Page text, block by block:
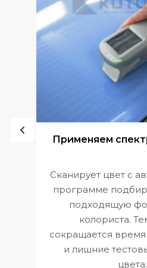
Применяем
Сканирует цвет с
программе
подходящую
колориста.
сокращается
и лишние
цвета.